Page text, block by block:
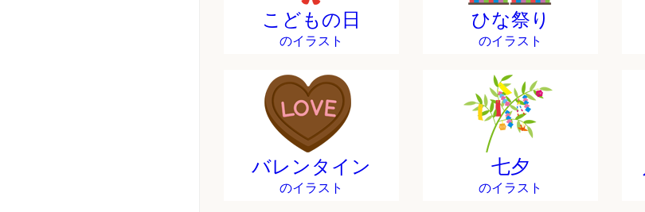
こどもの日
のイラスト
ひな祭り
のイラスト
バレンタイン
のイラスト
七夕
のイラスト